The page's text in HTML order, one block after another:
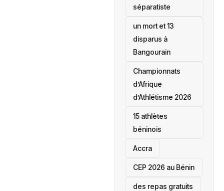
séparatiste
un mort et 13
disparus à
Bangourain
‎Championnats
d’Afrique
d’Athlétisme 2026
15 athlètes
béninois
Accra
‎CEP 2026 au Bénin
des repas gratuits